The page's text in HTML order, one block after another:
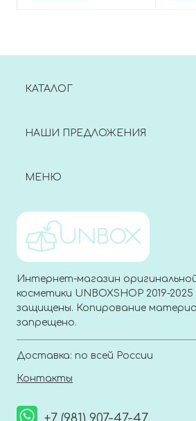
КАТАЛОГ
НАШИ ПРЕДЛОЖЕНИЯ
МЕНЮ
Интернет-магазин
косметики UNBOXSHOP 2019-
защищены. Копирование
запрещено.
Доставка: по всей России
Контакты
+7 (981) 907-47-47